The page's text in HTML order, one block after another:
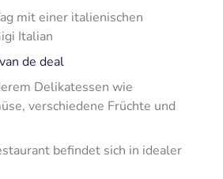
mit einer italienischen
Italian
de deal
Delikatessen wie
verschiedene Früchte und
befindet sich in idealer